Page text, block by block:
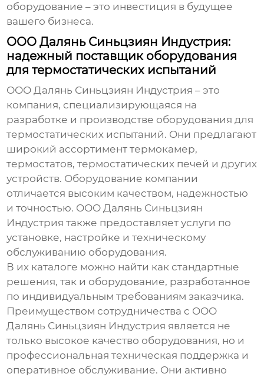
оборудование – это инвестиция в будущее
вашего бизнеса.
ООО Далянь Синьцзиян Индустрия:
надежный поставщик оборудования
для термостатических испытаний
ООО Далянь Синьцзиян Индустрия – это
компания, специализирующаяся на
разработке и производстве оборудования для
термостатических испытаний. Они предлагают
широкий ассортимент термокамер,
термостатов, термостатических печей и других
устройств. Оборудование компании
отличается высоким качеством, надежностью
и точностью. ООО Далянь Синьцзиян
Индустрия также предоставляет услуги по
установке, настройке и техническому
обслуживанию оборудования.
В их каталоге можно найти как стандартные
решения, так и оборудование, разработанное
по индивидуальным требованиям заказчика.
Преимуществом сотрудничества с ООО
Далянь Синьцзиян Индустрия является не
только высокое качество оборудования, но и
профессиональная техническая поддержка и
оперативное обслуживание. Они активно